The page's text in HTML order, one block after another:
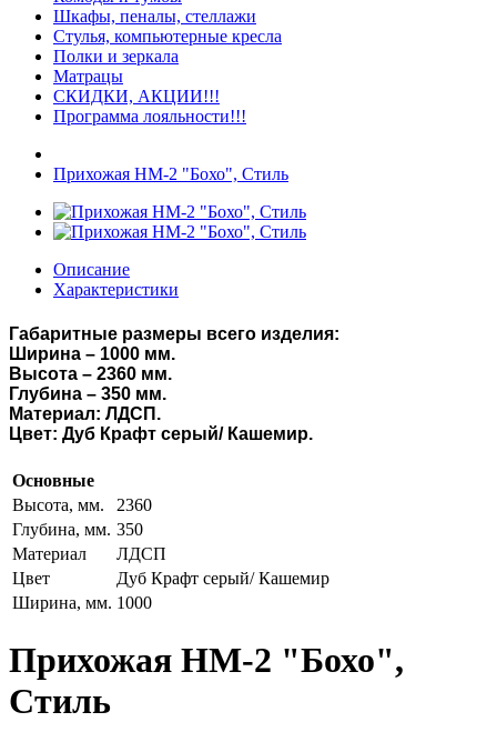
Шкафы, пеналы, стеллажи
Стулья, компьютерные кресла
Полки и зеркала
Матрацы
СКИДКИ, АКЦИИ!!!
Программа лояльности!!!
Прихожая НМ-2 "Бохо", Стиль
Описание
Характеристики
Габаритные размеры всего изделия:
Ширина – 1000 мм.
Высота – 2360 мм.
Глубина – 350 мм.
Материал: ЛДСП.
Цвет: Дуб Крафт серый/ Кашемир.
Основные
Высота, мм.
2360
Глубина, мм. 350
Материал
ЛДСП
Цвет
Дуб Крафт серый/ Кашемир
Ширина, мм. 1000
Прихожая НМ-2 "Бохо",
Стиль